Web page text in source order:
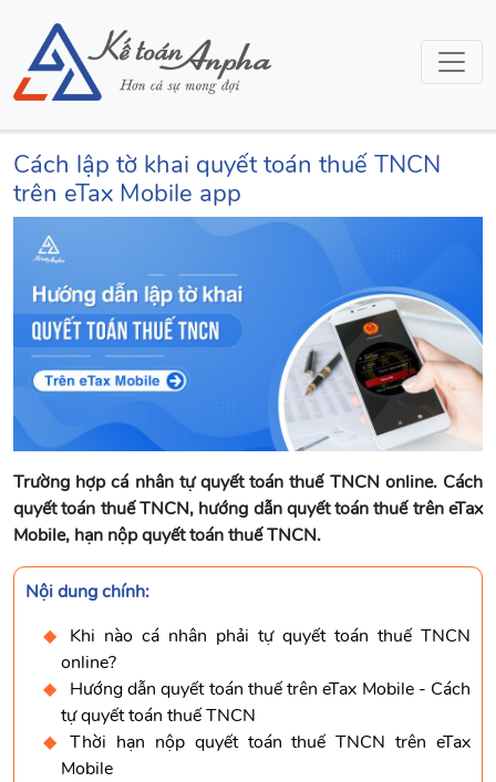
Cách lập tờ khai quyết toán thuế TNCN
trên eTax Mobile app
Trường hợp cá nhân tự quyết toán thuế TNCN online. Cách
quyết toán thuế TNCN, hướng dẫn quyết toán thuế trên eTax
Mobile, hạn nộp quyết toán thuế TNCN.
Nội dung chính:
Khi nào cá nhân phải tự quyết toán thuế TNCN
online?
Hướng dẫn quyết toán thuế trên eTax Mobile - Cách
tự quyết toán thuế TNCN
Thời hạn nộp quyết toán thuế TNCN trên eTax
Mobile